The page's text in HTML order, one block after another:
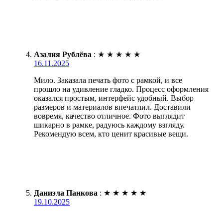
Азалия Рублёва : ★ ★ ★ ★ ★
16.11.2025
Мило. Заказала печать фото с рамкой, и все
прошло на удивление гладко. Процесс оформления
оказался простым, интерфейс удобный. Выбор
размеров и материалов впечатлил. Доставили
вовремя, качество отличное. Фото выглядит
шикарно в рамке, радуюсь каждому взгляду.
Рекомендую всем, кто ценит красивые вещи.
Даниэла Панкова : ★ ★ ★ ★ ★
19.10.2025